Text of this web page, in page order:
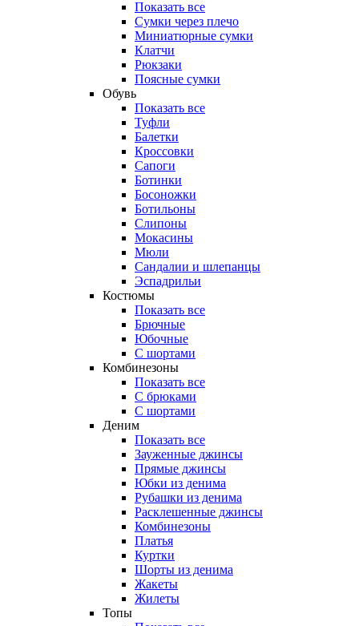
Показать все
Сумки через плечо
Миниатюрные cумки
Клатчи
Рюкзаки
Поясные сумки
Обувь
Показать все
Туфли
Балетки
Кроссовки
Сапоги
Ботинки
Босоножки
Ботильоны
Слипоны
Мокасины
Мюли
Сандалии и шлепанцы
Эспадрильи
Костюмы
Показать все
Брючные
Юбочные
С шортами
Комбинезоны
Показать все
С брюками
С шортами
Деним
Показать все
Зауженные джинсы
Прямые джинсы
Юбки из денима
Рубашки из денима
Расклешенные джинсы
Комбинезоны
Платья
Куртки
Шорты из денима
Жакеты
Жилеты
Топы